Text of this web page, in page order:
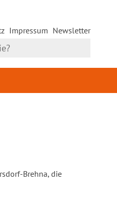
Impressum Newsletter
Brehna, die